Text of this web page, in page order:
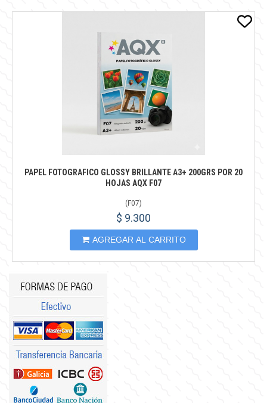
PAPEL FOTOGRAFICO GLOSSY BRILLANTE A3+ 200GRS POR 20
HOJAS AQX F07
(F07)
$ 9.300
AGREGAR AL CARRITO